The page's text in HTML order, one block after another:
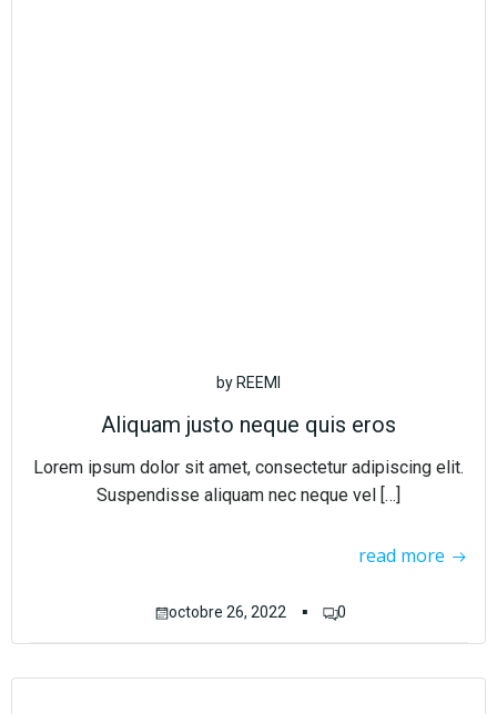
by REEMI
Aliquam justo neque quis eros
Lorem ipsum dolor sit amet, consectetur adipiscing elit.
Suspendisse aliquam nec neque vel […]
read more
octobre 26, 2022 ▪ 0